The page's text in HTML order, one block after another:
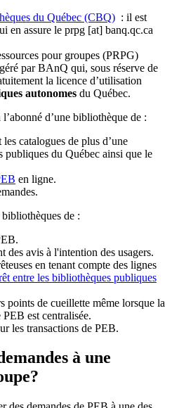
du Québec (CBQ) : il est
en assure le prpg [at] banq.qc.ca
pour groupes (PRPG)
par BAnQ qui, sous réserve de
la licence d’utilisation
autonomes du Québec.
d’une bibliothèque de :
catalogues de plus d’une
publiques du Québec ainsi que le
en ligne.
de :
des avis à l'intention des usagers.
en tenant compte des lignes
entre les bibliothèques publiques
points de cueillette même lorsque la
PEB est centralisée.
les transactions de PEB.
à une